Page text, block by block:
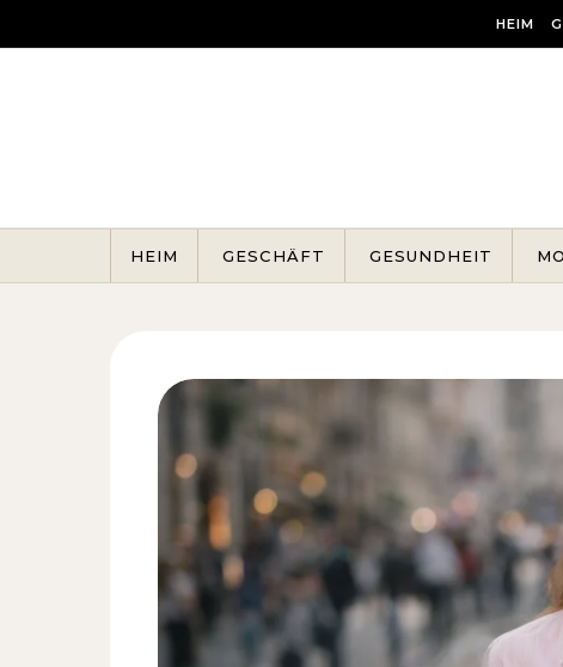
HEIM
HEIM GESCHÄFT GESUNDHEIT